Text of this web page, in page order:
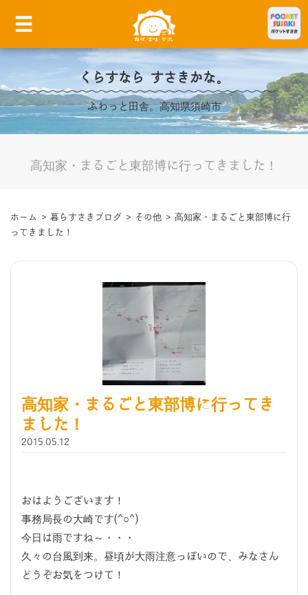
くらすなら すさきかな。
ふわっと田舎。高知県須崎市
高知家・まるごと東部博に行ってきました！
ホーム > 暮らすさきブログ > その他 > 高知家・まるごと東部博に行
ってきました！
高知家・まるごと東部博に行ってき
ました！
2015.05.12
おはようございます！
事務局長の大崎です(^○^)
今日は雨ですね～・・・
久々の台風到来。昼頃が大雨注意っぽいので、みなさん
どうぞお気をつけて！